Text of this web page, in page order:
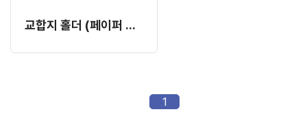
교합지 홀더 (페이퍼 홀더)
1